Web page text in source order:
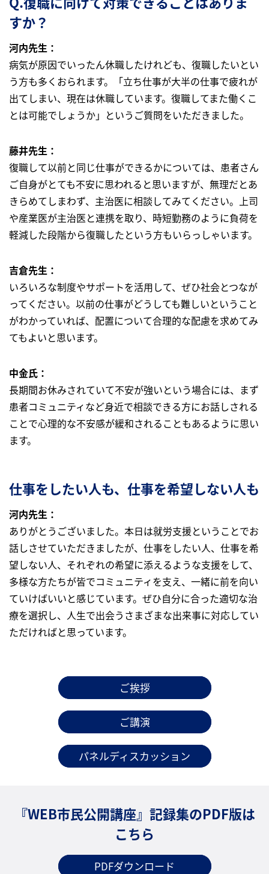
すか？
河内先生：
病気が原因でいったん休職したけれども、復職したいとい
う方も多くおられます。「立ち仕事が大半の仕事で疲れが
出てしまい、現在は休職しています。復職してまた働くこ
とは可能でしょうか」というご質問をいただきました。
藤井先生：
復職して以前と同じ仕事ができるかについては、患者さん
ご自身がとても不安に思われると思いますが、無理だとあ
きらめてしまわず、主治医に相談してみてください。上司
や産業医が主治医と連携を取り、時短勤務のように負荷を
軽減した段階から復職したという方もいらっしゃいます。
吉倉先生：
いろいろな制度やサポートを活用して、ぜひ社会とつなが
ってください。以前の仕事がどうしても難しいということ
がわかっていれば、配置について合理的な配慮を求めてみ
てもよいと思います。
中金氏：
長期間お休みされていて不安が強いという場合には、まず
患者コミュニティなど身近で相談できる方にお話しされる
ことで心理的な不安感が緩和されることもあるように思い
ます。
仕事をしたい人も、仕事を希望しない人も
河内先生：
ありがとうございました。本日は就労支援ということでお
話しさせていただきましたが、仕事をしたい人、仕事を希
望しない人、それぞれの希望に添えるような支援をして、
多様な方たちが皆でコミュニティを支え、一緒に前を向い
ていけばいいと感じています。ぜひ自分に合った適切な治
療を選択し、人生で出会うさまざまな出来事に対応してい
ただければと思っています。
ご挨拶
ご講演
パネルディスカッション
『WEB市民公開講座』記録集のPDF版は
こちら
PDFダウンロード